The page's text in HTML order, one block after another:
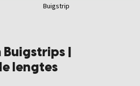
|
lengtes
Buigstrip